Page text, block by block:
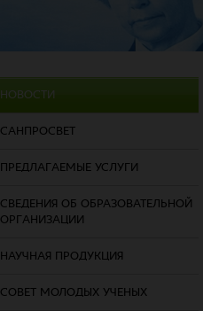
НОВОСТИ
САНПРОСВЕТ
ПРЕДЛАГАЕМЫЕ УСЛУГИ
СВЕДЕНИЯ ОБ ОБРАЗОВАТЕЛЬНОЙ
ОРГАНИЗАЦИИ
НАУЧНАЯ ПРОДУКЦИЯ
СОВЕТ МОЛОДЫХ УЧЕНЫХ